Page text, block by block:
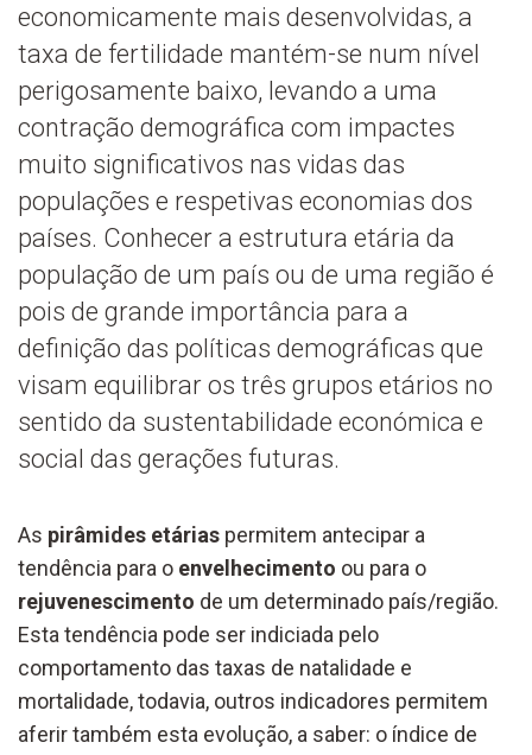
economicamente mais desenvolvidas, a
taxa de fertilidade mantém-se num nível
perigosamente baixo, levando a uma
contração demográfica com impactes
muito significativos nas vidas das
populações e respetivas economias dos
países. Conhecer a estrutura etária da
população de um país ou de uma região é
pois de grande importância para a
definição das políticas demográficas que
visam equilibrar os três grupos etários no
sentido da sustentabilidade económica e
social das gerações futuras.
As pirâmides etárias permitem antecipar a
tendência para o envelhecimento ou para o
rejuvenescimento de um determinado país/região.
Esta tendência pode ser indiciada pelo
comportamento das taxas de natalidade e
mortalidade, todavia, outros indicadores permitem
aferir também esta evolução, a saber: o índice de